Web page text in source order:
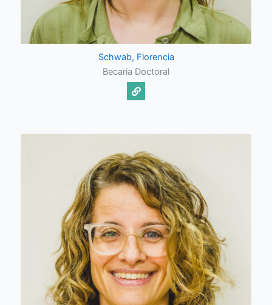
Schwab, Florencia
Becaria Doctoral